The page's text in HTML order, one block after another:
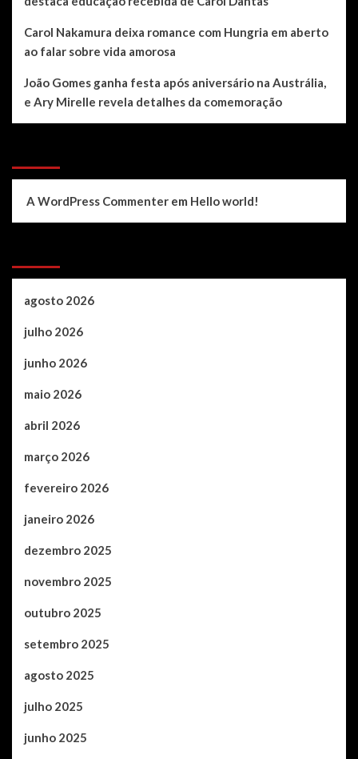
Carol Nakamura deixa romance com Hungria em aberto
ao falar sobre vida amorosa
João Gomes ganha festa após aniversário na Austrália,
e Ary Mirelle revela detalhes da comemoração
A WordPress Commenter em Hello world!
agosto 2026
julho 2026
junho 2026
maio 2026
abril 2026
março 2026
fevereiro 2026
janeiro 2026
dezembro 2025
novembro 2025
outubro 2025
setembro 2025
agosto 2025
julho 2025
junho 2025